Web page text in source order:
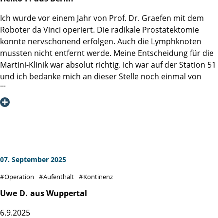
Aufgrund meiner Vorerkrankungen wurden besonders
aufmerksam meine Blutwerte, Sauerstoff kontrolliert und
immer wieder Ultraschall durchgeführt. Dank der
hervorragenden Behandlung konnte ich am 12. April 2026
die Klinik ohne Inkontinenzprobleme verlassen, wofür ich
Prof. Dr. Salomon und seinem Team von Herzen dankbar
behandelt worden.
Ich wurde vor einem Jahr von Prof. Dr. Graefen mit dem
Roboter da Vinci operiert. Die radikale Prostatektomie
konnte nervschonend erfolgen. Auch die Lymphknoten
mussten nicht entfernt werde. Meine Entscheidung für die
Martini-Klinik war absolut richtig. Ich war auf der Station 51
und ich bedanke mich an dieser Stelle noch einmal von
ganzem Herzen bei Herrn Prof. Dr. Graefen, der trotz
seines sicher vollen Terminkalenders jeden Tag für mich
usw. waren hervorragend. Dieses Bild zeigen ja auch sehr
Ich möchte kurz von meinen Erfahrungen im
07. September 2025
Operation Aufenthalt Kontinenz
Uwe D. aus Wuppertal
6.9.2025